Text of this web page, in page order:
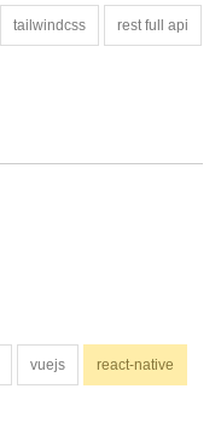
tailwindcss rest full api
vuejs react-native